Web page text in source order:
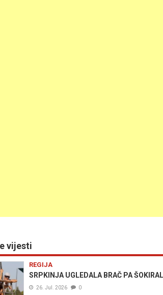
vijesti
REGIJA
SRPKINJA UGLEDALA BRAČ PA
26. Jul. 2026 0